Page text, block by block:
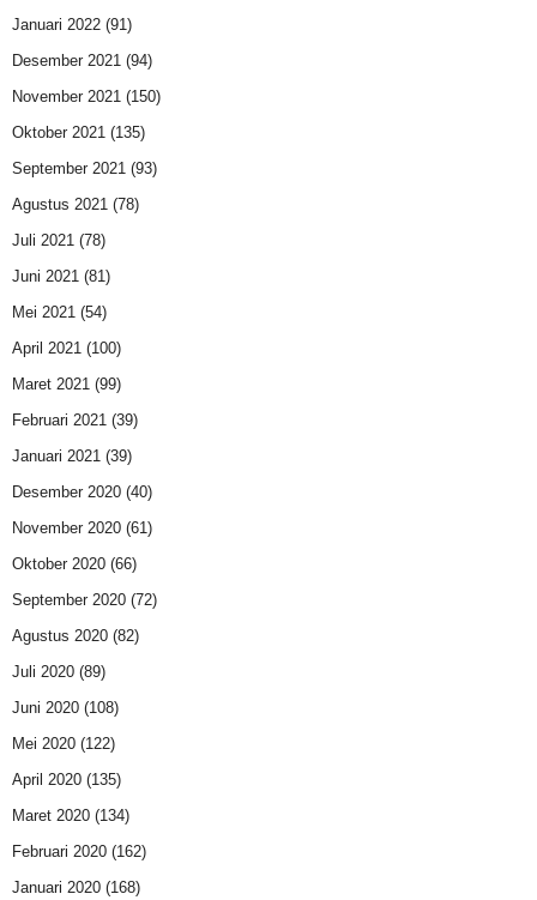
Januari 2022 (91)
Desember 2021 (94)
November 2021 (150)
Oktober 2021 (135)
September 2021 (93)
Agustus 2021 (78)
Juli 2021 (78)
Juni 2021 (81)
Mei 2021 (54)
April 2021 (100)
Maret 2021 (99)
Februari 2021 (39)
Januari 2021 (39)
Desember 2020 (40)
November 2020 (61)
Oktober 2020 (66)
September 2020 (72)
Agustus 2020 (82)
Juli 2020 (89)
Juni 2020 (108)
Mei 2020 (122)
April 2020 (135)
Maret 2020 (134)
Februari 2020 (162)
Januari 2020 (168)